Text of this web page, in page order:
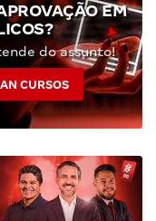
EM
do assunto!
CURSOS